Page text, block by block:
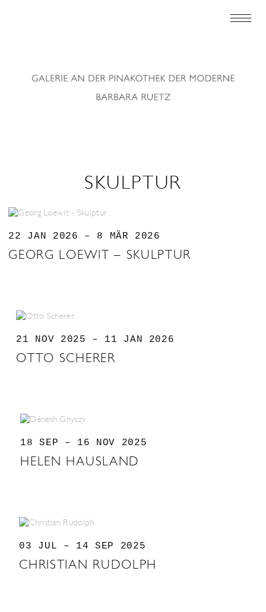
SKULPTUR
22 JAN 2026 – 8 MÄR 2026
GEORG LOEWIT – SKULPTUR
21 NOV 2025 – 11 JAN 2026
OTTO SCHERER
18 SEP – 16 NOV 2025
HELEN HAUSLAND
03 JUL – 14 SEP 2025
CHRISTIAN RUDOLPH